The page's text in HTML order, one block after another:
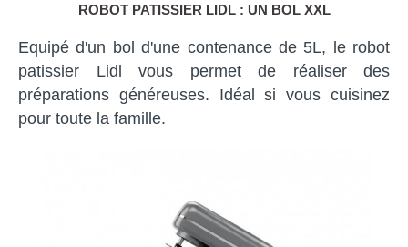
ROBOT PATISSIER LIDL : UN BOL XXL
Equipé d'un bol d'une contenance de 5L, le robot
patissier Lidl vous permet de réaliser des
préparations généreuses. Idéal si vous cuisinez
pour toute la famille.